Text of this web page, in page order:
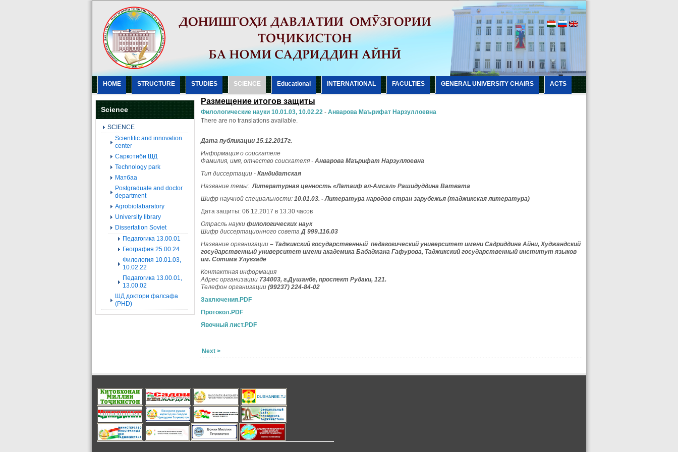
HOME STRUCTURE STUDIES SCIENCE Еducational INTERNATIONAL FACULTIES GENERAL UNIVERSITY CHAIRS ACTS
Science
SCIENCE
Scientific and innovation
center
Саркотиби ШД
Technology park
Матбаа
Postgraduate and doctor
department
Agrobiolabaratory
University library
Dissertation Soviet
Педагогика 13.00.01
География 25.00.24
Филология 10.01.03,
10.02.22
Педагогика 13.00.01,
13.00.02
ШД доктори фалсафа
(PHD)
Размещение итогов защиты
Филологические науки 10.01.03, 10.02.22 - Анварова Маърифат Нарзуллоевна
There are no translations available.
Дата публикации 15.12.2017г.
Информация о соискателе
Фамилия, имя, отчество соискателя - Анварова Маърифат Нарзуллоевна
Тип диссертации - Кандидатская
Название темы:Литературная ценность «Латаиф ал-Амсал» Рашидуддина Ватвата
Шифр научной специальности: 10.01.03. - Литература народов стран зарубежья (таджикская литература)
Дата защиты: 06.12.2017 в 13.30 часов
Отрасль науки филологических наук
Шифр диссертационного советаД 999.116.03
Название организации – Таджикский государственный педагогический университет имени Садриддина Айни, Худжандский
государственный университет имени академика Бабаджана Гафурова, Таджикский государственный институт языков
им. Сотима Улугзаде
Контактная информация
Адрес организации 734003, г.Душанбе, проспект Рудаки, 121.
Телефон организации (99237) 224-84-02
Заключения.PDF
Протокол.PDF
Явочный лист.PDF
Next >